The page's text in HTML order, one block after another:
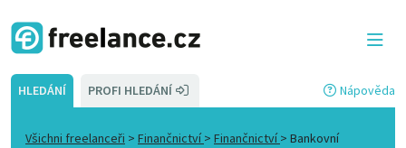
HLEDÁNÍ PROFI HLEDÁNÍ Nápověda
Všichni freelanceři > Finančnictví> Finančnictví> Bankovní